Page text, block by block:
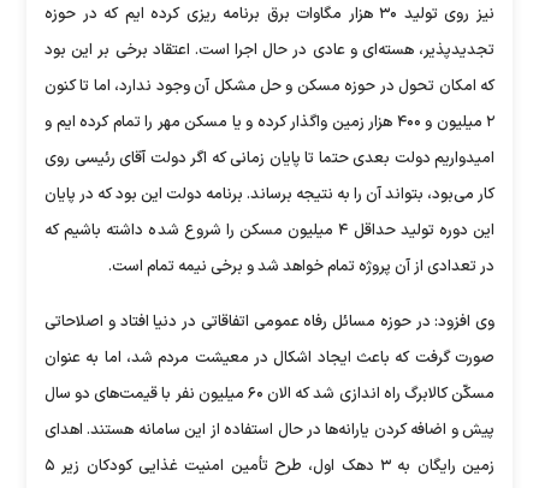
نیز روی تولید ۳۰ هزار مگاوات برق برنامه ریزی کرده ایم که در حوزه
تجدیدپذیر، هسته‌ای و عادی در حال اجرا است. اعتقاد برخی بر این بود
که امکان تحول در حوزه مسکن و حل مشکل آن وجود ندارد، اما تا کنون
۲ میلیون و ۴۰۰ هزار زمین واگذار کرده و یا مسکن مهر را تمام کرده ایم و
امیدواریم دولت بعدی حتما تا پایان زمانی که اگر دولت آقای رئیسی روی
کار می‌بود، بتواند آن را به نتیجه برساند. برنامه دولت این بود که در پایان
این دوره تولید حداقل ۴ میلیون مسکن را شروع شده داشته باشیم که
در تعدادی از آن پروژه تمام خواهد شد و برخی نیمه تمام است.
وی افزود: در حوزه مسائل رفاه عمومی اتفاقاتی در دنیا افتاد و اصلاحاتی
صورت گرفت که باعث ایجاد اشکال در معیشت مردم شد، اما به عنوان
مسکّن کالابرگ راه اندازی شد که الان ۶۰ میلیون نفر با قیمت‌های دو سال
پیش و اضافه کردن یارانه‌ها در حال استفاده از این سامانه هستند. اهدای
زمین رایگان به ۳ دهک اول، طرح تأمین امنیت غذایی کودکان زیر ۵